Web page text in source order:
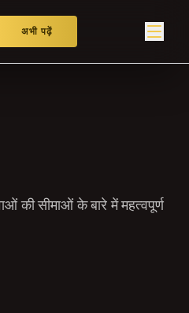
अभी पढ़ें
की सीमाओं के बारे में महत्वपूर्ण